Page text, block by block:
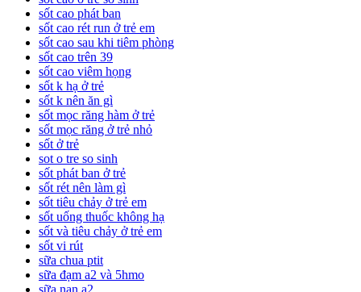
sốt cao phát ban
sốt cao rét run ở trẻ em
sốt cao sau khi tiêm phòng
sốt cao trên 39
sốt cao viêm họng
sốt k hạ ở trẻ
sốt k nên ăn gì
sốt mọc răng hàm ở trẻ
sốt mọc răng ở trẻ nhỏ
sốt ở trẻ
sot o tre so sinh
sốt phát ban ở trẻ
sốt rét nên làm gì
sốt tiêu chảy ở trẻ em
sốt uống thuốc không hạ
sốt và tiêu chảy ở trẻ em
sốt vi rút
sữa chua ptit
sữa đạm a2 và 5hmo
sữa nan a2